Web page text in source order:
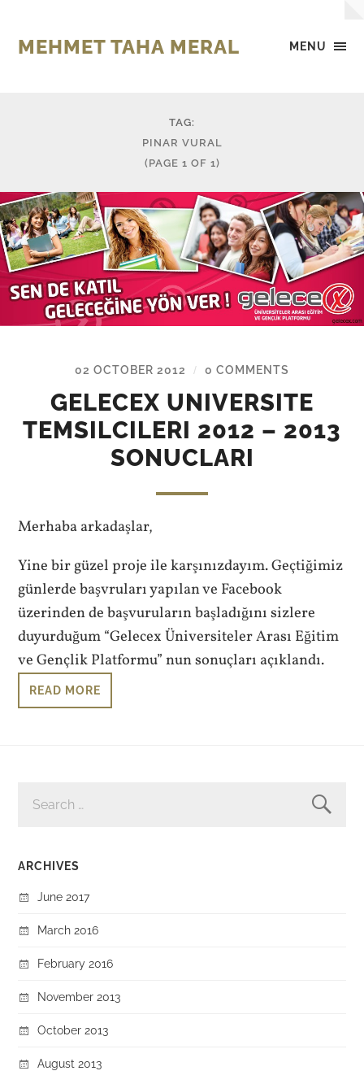
MENU
MEHMET TAHA MERAL
TAG:
PINAR VURAL
(PAGE 1 OF 1)
02 OCTOBER 2012 / 0 COMMENTS
GELECEX UNIVERSITE
TEMSILCILERI 2012 – 2013
SONUCLARI
Merhaba arkadaşlar,
Yine bir güzel proje ile karşınızdayım. Geçtiğimiz
günlerde başvruları yapılan ve Facebook
üzerinden de başvuruların başladığını sizlere
duyurduğum “Gelecex Üniversiteler Arası Eğitim
ve Gençlik Platformu” nun sonuçları açıklandı.
READ MORE
FOR:
ARCHIVES
June 2017
March 2016
February 2016
November 2013
October 2013
August 2013